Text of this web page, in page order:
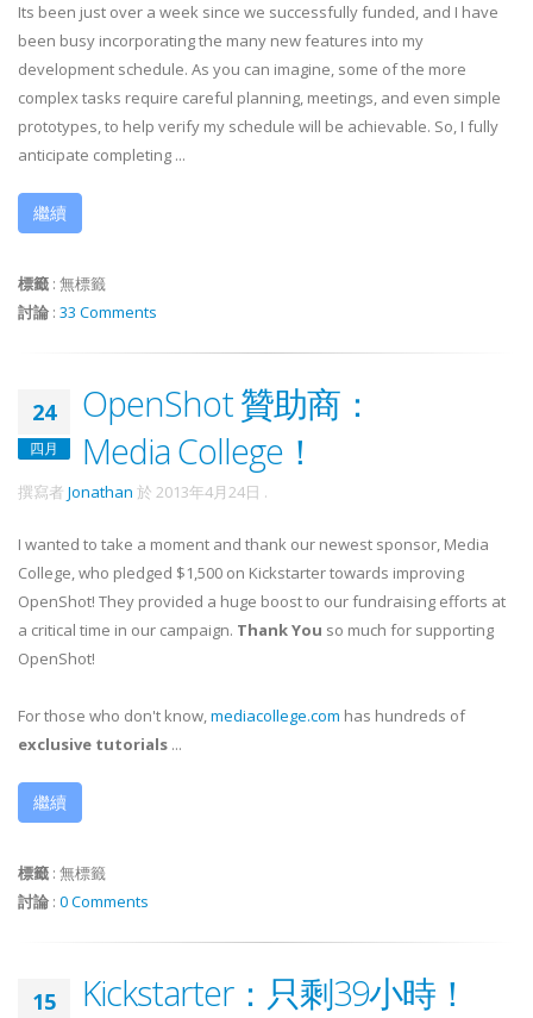
Its been just over a week since we successfully funded, and I have
been busy incorporating the many new features into my
development schedule. As you can imagine, some of the more
complex tasks require careful planning, meetings, and even simple
prototypes, to help verify my schedule will be achievable. So, I fully
anticipate completing ...
繼續
標籤 : 無標籤
討論 : 33 Comments
24
四月
OpenShot 贊助商：
Media College！
撰寫者 Jonathan 於 2013年4月24日 .
I wanted to take a moment and thank our newest sponsor, Media
College, who pledged $1,500 on Kickstarter towards improving
OpenShot! They provided a huge boost to our fundraising efforts at
a critical time in our campaign. Thank You so much for supporting
OpenShot!
For those who don't know,mediacollege.com has hundreds of
exclusive tutorials ...
繼續
標籤 : 無標籤
討論 : 0 Comments
15 Kickstarter：只剩39小時！